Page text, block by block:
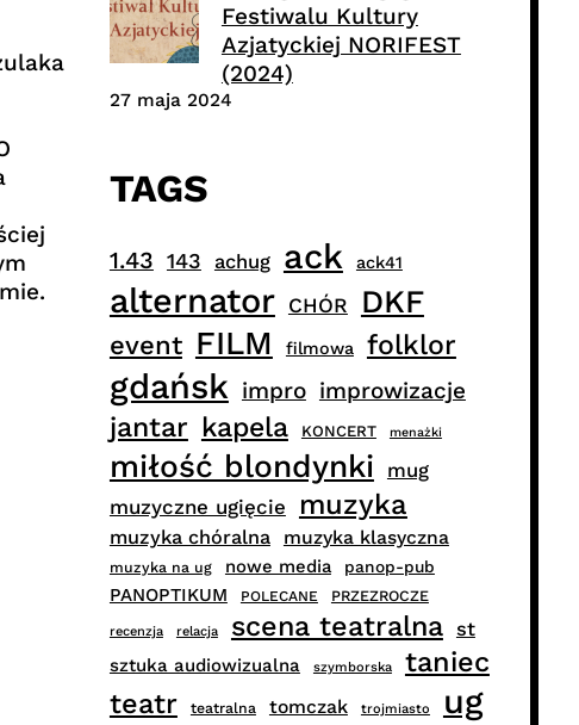
Festiwalu Kultury
Azjatyckiej NORIFEST
(2024)
27 maja 2024
TAGS
1.43 143 achug ack ack41
alternator CHÓR DKF
event FILM filmowa folklor
gdańsk impro improwizacje
jantar kapela KONCERT menażki
miłość blondynki mug
muzyczne ugięcie muzyka
muzyka chóralna muzyka klasyczna
muzyka na ug nowe media panop-pub
PANOPTIKUM POLECANE PRZEZROCZE
recenzja relacja scena teatralna st
sztuka audiowizualna szymborska
taniec
teatr
teatralna tomczak trojmiasto
ug